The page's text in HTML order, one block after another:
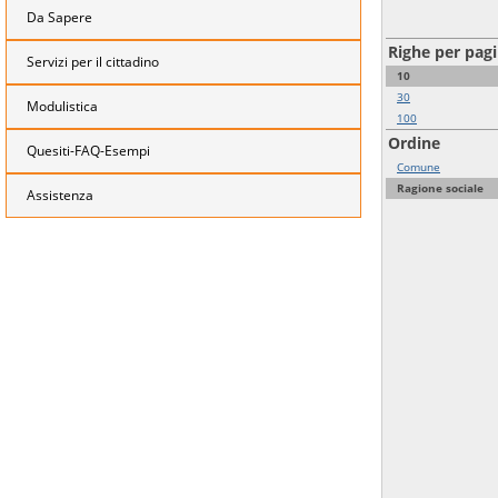
Da Sapere
Servizi per il cittadino
Modulistica
Quesiti-FAQ-Esempi
Assistenza
Righe per
10
30
100
Ordine
Comune
Ragione sociale